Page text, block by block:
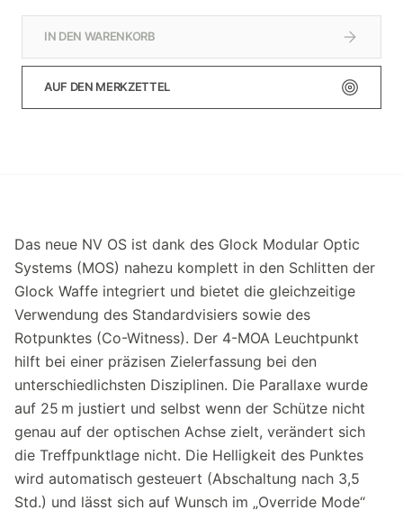
IN DEN WARENKORB
AUF DEN MERKZETTEL
Das neue NV OS ist dank des Glock Modular Optic
Systems (MOS) nahezu komplett in den Schlitten der
Glock Waffe integriert und bietet die gleichzeitige
Verwendung des Standardvisiers sowie des
Rotpunktes (Co-Witness). Der 4-MOA Leuchtpunkt
hilft bei einer präzisen Zielerfassung bei den
unterschiedlichsten Disziplinen. Die Parallaxe wurde
auf 25 m justiert und selbst wenn der Schütze nicht
genau auf der optischen Achse zielt, verändert sich
die Treffpunktlage nicht. Die Helligkeit des Punktes
wird automatisch gesteuert (Abschaltung nach 3,5
Std.) und lässt sich auf Wunsch im „Override Mode“